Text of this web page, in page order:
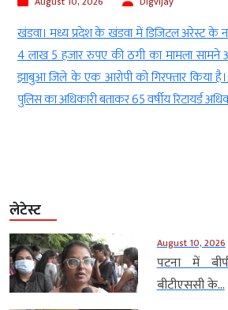
खंडवा। मध्य प्रदेश के खंडवा में डिजिटल अरेस्ट के
4 लाख 5 हजार रुपए की ठगी का मामला
झाबुआ जिले के एक आरोपी को गिरफ्तार किया
पुलिस का अधिकारी बताकर 65 वर्षीय रिटायर्ड
लेटेस्ट
August 10, 2026
पटना में
बीटीएससी के...